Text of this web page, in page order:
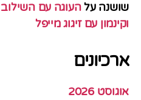
שושנה עלהעוגה עם
וקינמון עם זיגוג מייפל
ארכיונים
אוגוסט 2026